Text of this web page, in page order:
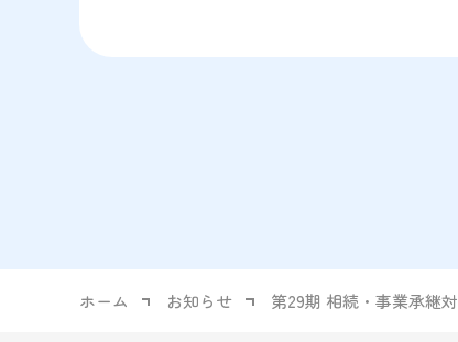
ホーム お知らせ 第29期 相続・事業承継